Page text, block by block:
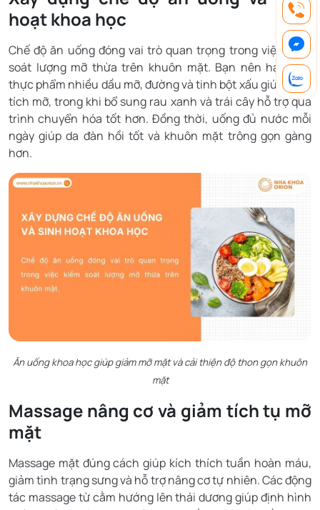
hoạt khoa học
Chế độ ăn uống đóng vai trò quan trọng trong việc kiểm
soát lượng mỡ thừa trên khuôn mặt. Bạn nên hạn chế
thực phẩm nhiều dầu mỡ, đường và tinh bột xấu giúp giảm
tích mỡ, trong khi bổ sung rau xanh và trái cây hỗ trợ quá
trình chuyển hóa tốt hơn. Đồng thời, uống đủ nước mỗi
ngày giúp da đàn hồi tốt và khuôn mặt trông gọn gàng
hơn.
Ăn uống khoa học giúp giảm mỡ mặt và cải thiện độ thon gọn khuôn
mặt
Massage nâng cơ và giảm tích tụ mỡ
mặt
Massage mặt đúng cách giúp kích thích tuần hoàn máu,
giảm tình trạng sưng và hỗ trợ nâng cơ tự nhiên. Các động
tác massage từ cằm hướng lên thái dương giúp định hình